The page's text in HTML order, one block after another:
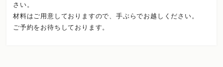
さい。
材料はご用意しておりますので、手ぶらでお越しください。
ご予約をお待ちしております。